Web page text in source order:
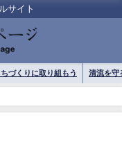
サイト
づくりに取り組もう 清流を守